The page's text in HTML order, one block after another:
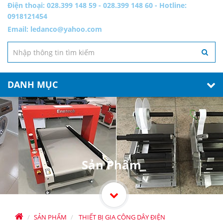
Điện thoại: 028.399 148 59 - 028.399 148 60 - Hotline:
0918121454
Email: ledanco@yahoo.com
DANH MỤC
SẢN PHẨM
THIẾT BỊ GIA CÔNG DÂY ĐIỆN
Sản Phẩm